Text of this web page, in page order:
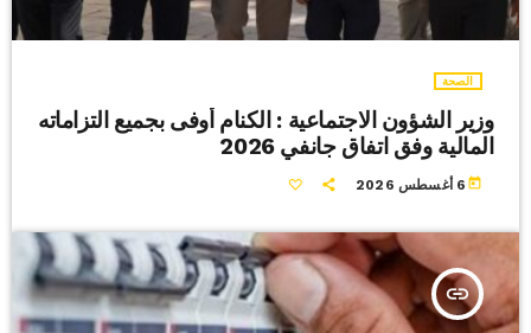
الصحة
وزير الشؤون الاجتماعية : الكنام أوفى بجميع التزاماته
المالية وفق اتفاق جانفي 2026
today 6 أغسطس 2026
insert_link